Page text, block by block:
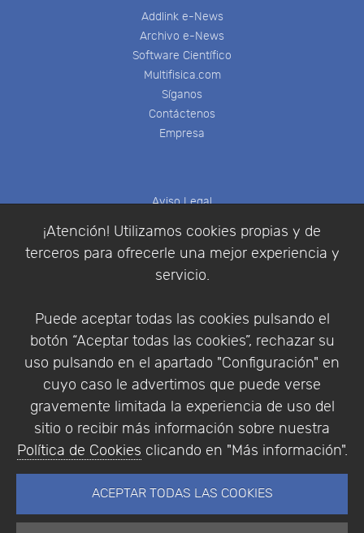
¡Atención! Utilizamos cookies propias y de
terceros para ofrecerle una mejor experiencia y
servicio.
Puede aceptar todas las cookies pulsando el
botón “Aceptar todas las cookies”, rechazar su
uso pulsando en el apartado "Configuración" en
cuyo caso le advertimos que puede verse
gravemente limitada la experiencia de uso del
sitio o recibir más información sobre nuestra
Política de Cookies clicando en "Más información".
ACEPTAR TODAS LAS COOKIES
Addlink e-News
Archivo e-News
Software Científico
Multifisica.com
Síganos
Contáctenos
Empresa
Aviso Legal
Política de Privacidad
Condiciones de compra
Identificarse
Empresa|Aviso Legal| Política de Privacidad |
Política de Cookies
© Copyright 1994 - 2026. Addlink Software
Científico, S.L.
Portugal.